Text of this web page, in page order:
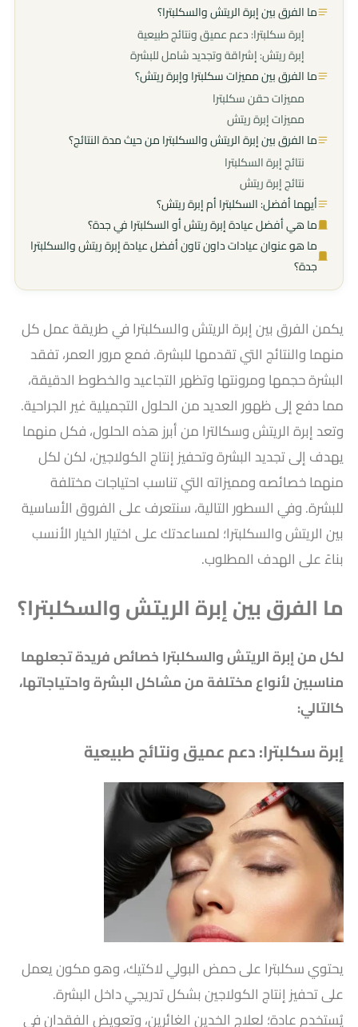
ما الفرق بين إبرة الريتش والسكلبترا؟
إبرة سكلبترا: دعم عميق ونتائج طبيعية
إبرة ريتش: إشراقة وتجديد شامل للبشرة
ما الفرق بين مميزات سكلبترا وإبرة ريتش؟
مميزات حقن سكلبترا
مميزات إبرة ريتش
ما الفرق بين إبرة الريتش والسكلبترا من حيث مدة النتائج؟
نتائج إبرة السكلبترا
نتائج إبرة ريتش
أيهما أفضل: السكلبترا أم إبرة ريتش؟
ما هي أفضل عيادة إبرة ريتش أو السكلبترا في جدة؟
ما هو عنوان عيادات داون تاون أفضل عيادة إبرة ريتش والسكلبترا
جدة؟
يكمن الفرق بين إبرة الريتش والسكلبترا في طريقة عمل كل
منهما والنتائج التي تقدمها للبشرة. فمع مرور العمر، تفقد
البشرة حجمها ومرونتها وتظهر التجاعيد والخطوط الدقيقة،
مما دفع إلى ظهور العديد من الحلول التجميلية غير الجراحية.
وتعد إبرة الريتش وسكالترا من أبرز هذه الحلول، فكل منهما
يهدف إلى تجديد البشرة وتحفيز إنتاج الكولاجين، لكن لكل
منهما خصائصه ومميزاته التي تناسب احتياجات مختلفة
للبشرة. وفي السطور التالية، سنتعرف على الفروق الأساسية
بين الريتش والسكلبترا؛ لمساعدتك على اختيار الخيار الأنسب
بناءً على الهدف المطلوب.
ما الفرق بين إبرة الريتش والسكلبترا؟
لكل من إبرة الريتش والسكلبترا خصائص فريدة تجعلهما
مناسبين لأنواع مختلفة من مشاكل البشرة واحتياجاتها،
كالتالي:
إبرة سكلبترا: دعم عميق ونتائج طبيعية
يحتوي سكلبترا على حمض البولي لاكتيك، وهو مكون يعمل
على تحفيز إنتاج الكولاجين بشكل تدريجي داخل البشرة.
يُستخدم عادة؛ لعلاج الخدين الغائرين، وتعويض الفقدان في